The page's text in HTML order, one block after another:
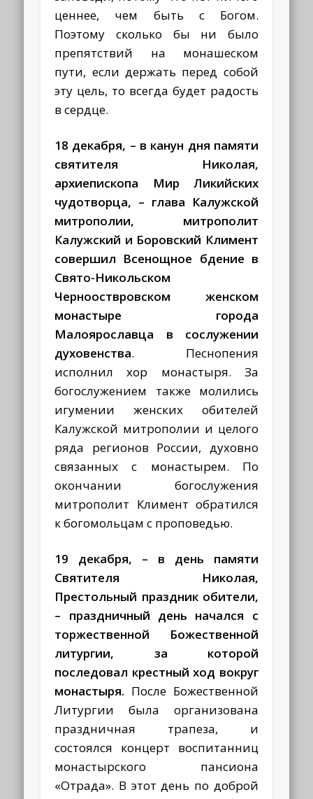
ценнее, чем быть с Богом.
Поэтому сколько бы ни было
препятствий на монашеском
пути, если держать перед собой
эту цель, то всегда будет радость
в сердце.
18 декабря, – в канун дня памяти
святителя Николая,
архиепископа Мир Ликийских
чудотворца, – глава Калужской
митрополии, митрополит
Калужский и Боровский Климент
совершил Всенощное бдение в
Свято-Никольском
Чернооствровском женском
монастыре города
Малоярославца в сослужении
духовенства. Песнопения
исполнил хор монастыря. За
богослужением также молились
игумении женских обителей
Калужской митрополии и целого
ряда регионов России, духовно
связанных с монастырем. По
окончании богослужения
митрополит Климент обратился
к богомольцам с проповедью.
19 декабря, – в день памяти
Святителя Николая,
Престольный праздник обители,
– праздничный день начался с
торжественной Божественной
литургии, за которой
последовал крестный ход вокруг
монастыря. После Божественной
Литургии была организована
праздничная трапеза, и
состоялся концерт воспитанниц
монастырского пансиона
«Отрада». В этот день по доброй